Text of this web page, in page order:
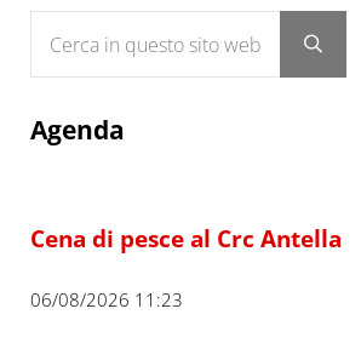
Agenda
Cena di pesce al Crc Antella
06/08/2026 11:23